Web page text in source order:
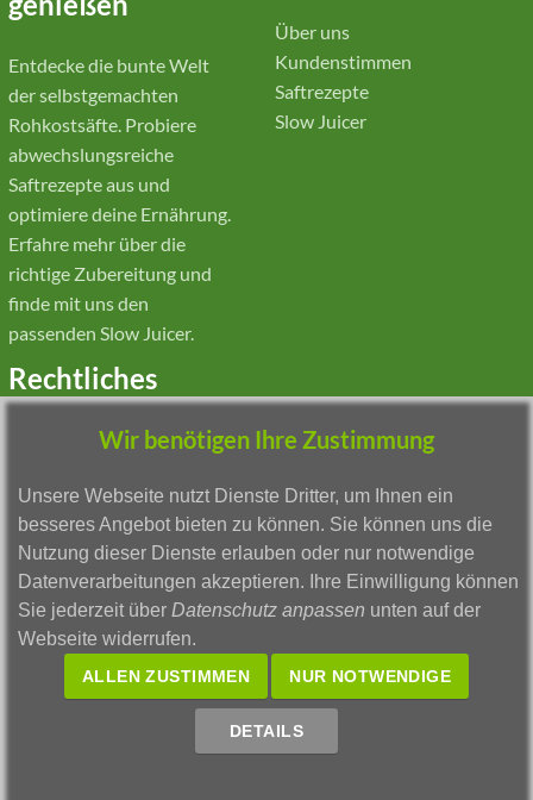
Entdecke die bunte Welt
der selbstgemachten
Rohkostsäfte. Probiere
abwechslungsreiche
Saftrezepte aus und
optimiere deine Ernährung.
Erfahre mehr über die
richtige Zubereitung und
finde mit uns den
passenden Slow Juicer.
Über uns
Kundenstimmen
Saftrezepte
Slow Juicer
Rechtliches
Impressum
Datenschutz
Barrierefreiheit
Echtheit von
Kundenbewertungen
AGB
Zahlungsarten
Versandkosten
Wir benötigen Ihre Zustimmung
Unsere Webseite nutzt Dienste Dritter, um Ihnen ein
besseres Angebot bieten zu können. Sie können uns die
Nutzung dieser Dienste erlauben oder nur notwendige
Datenverarbeitungen akzeptieren. Ihre Einwilligung können
Sie jederzeit über Datenschutz anpassen unten auf der
Webseite widerrufen.
ALLEN ZUSTIMMEN NUR NOTWENDIGE
DETAILS